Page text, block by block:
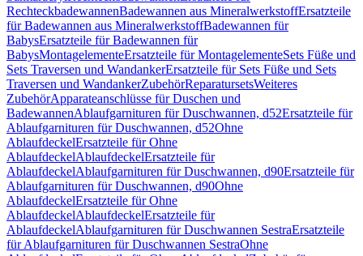
RechteckbadewannenBadewannen aus MineralwerkstoffErsatzteile
für Badewannen aus MineralwerkstoffBadewannen für
BabysErsatzteile für Badewannen für
BabysMontagelementeErsatzteile für MontagelementeSets Füße und
Sets Traversen und WandankerErsatzteile für Sets Füße und Sets
Traversen und WandankerZubehörReparatursetsWeiteres
ZubehörApparateanschlüsse für Duschen und
BadewannenAblaufgarnituren für Duschwannen, d52Ersatzteile für
Ablaufgarnituren für Duschwannen, d52Ohne
AblaufdeckelErsatzteile für Ohne
AblaufdeckelAblaufdeckelErsatzteile für
AblaufdeckelAblaufgarnituren für Duschwannen, d90Ersatzteile für
Ablaufgarnituren für Duschwannen, d90Ohne
AblaufdeckelErsatzteile für Ohne
AblaufdeckelAblaufdeckelErsatzteile für
AblaufdeckelAblaufgarnituren für Duschwannen SestraErsatzteile
für Ablaufgarnituren für Duschwannen SestraOhne